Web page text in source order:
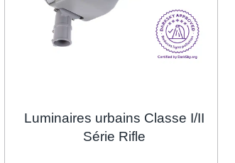
Luminaires urbains Classe I/II
Série Rifle